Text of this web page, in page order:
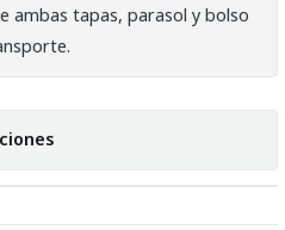
ambas tapas, parasol y bolso